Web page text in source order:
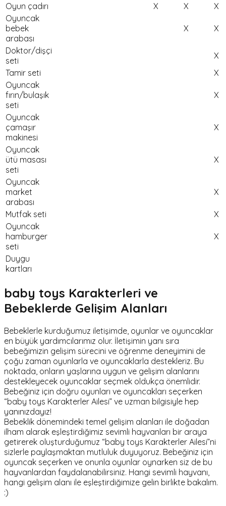
Oyun çadırı
X X
X
Oyuncak
bebek
arabası
X X
Doktor/dişçi
seti
X
Tamir seti
X
Oyuncak
fırın/bulaşık
seti
X
Oyuncak
çamaşır
makinesi
X
Oyuncak
ütü masası
seti
X
Oyuncak
market
arabası
X
Mutfak seti
X
Oyuncak
hamburger
seti
X
Duygu
kartları
baby toys Karakterleri ve
Bebeklerde Gelişim Alanları
Bebeklerle kurduğumuz iletişimde, oyunlar ve oyuncaklar
en büyük yardımcılarımız olur. İletişimin yanı sıra
bebeğimizin gelişim sürecini ve öğrenme deneyimini de
çoğu zaman oyunlarla ve oyuncaklarla destekleriz. Bu
noktada, onların yaşlarına uygun ve gelişim alanlarını
destekleyecek oyuncaklar seçmek oldukça önemlidir.
Bebeğiniz için doğru oyunları ve oyuncakları seçerken
“baby toys Karakterler Ailesi” ve uzman bilgisiyle hep
yanınızdayız!
Bebeklik dönemindeki temel gelişim alanları ile doğadan
ilham alarak eşleştirdiğimiz sevimli hayvanları bir araya
getirerek oluşturduğumuz “baby toys Karakterler Ailesi”ni
sizlerle paylaşmaktan mutluluk duyuyoruz. Bebeğiniz için
oyuncak seçerken ve onunla oyunlar oynarken siz de bu
hayvanlardan faydalanabilirsiniz. Hangi sevimli hayvanı,
hangi gelişim alanı ile eşleştirdiğimize gelin birlikte bakalım.
:)